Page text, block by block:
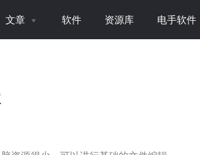
文章 软件 资源库 电手软件